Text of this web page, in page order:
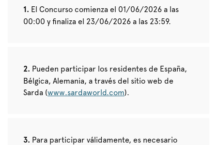
El Concurso comienza el 01/06/2026 a las
00:00 y finaliza el 23/06/2026 a las 23:59.
Pueden participar los residentes de España,
Bélgica, Alemania, a través del sitio web de
Sarda (www.sardaworld.com).
Para participar válidamente, es necesario